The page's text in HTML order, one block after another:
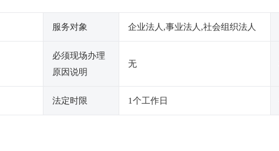
服务对象 企业法人,事业法人,社会组织法人
必须现场办理
原因说明
无
法定时限 1个工作日